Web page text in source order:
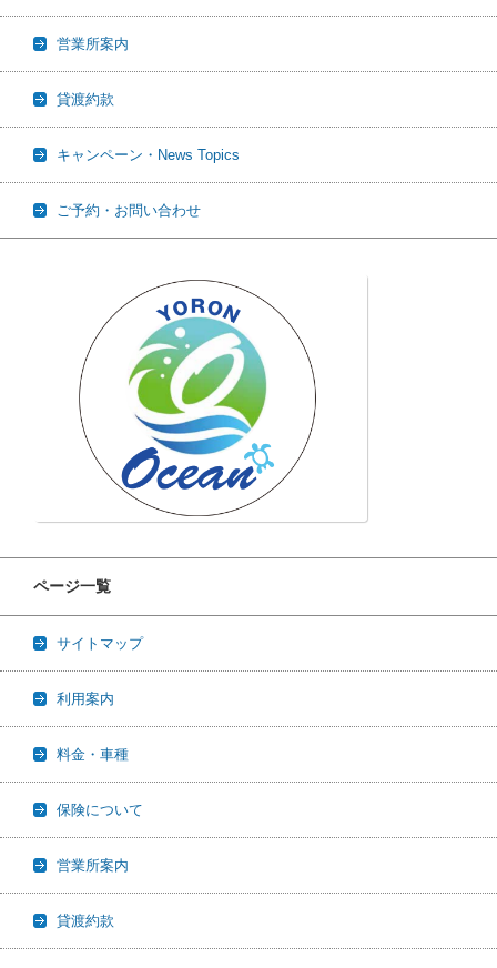
営業所案内
貸渡約款
キャンペーン・News Topics
ご予約・お問い合わせ
ページ一覧
サイトマップ
利用案内
料金・車種
保険について
営業所案内
貸渡約款